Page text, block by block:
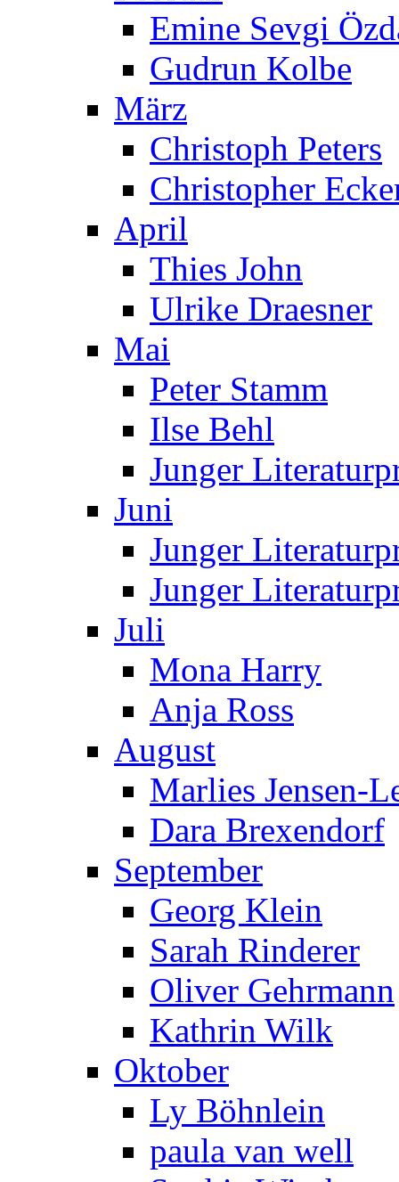
Emine Sevgi
Gudrun Kolbe
März
Christoph Peters
Christopher
April
Thies John
Ulrike Draesner
Mai
Peter Stamm
Ilse Behl
Junger
Juni
Junger
Junger
Juli
Mona Harry
Anja Ross
August
Marlies Jensen-
Dara Brexendorf
September
Georg Klein
Sarah Rinderer
Oliver Gehrmann
Kathrin Wilk
Oktober
Ly Böhnlein
paula van well